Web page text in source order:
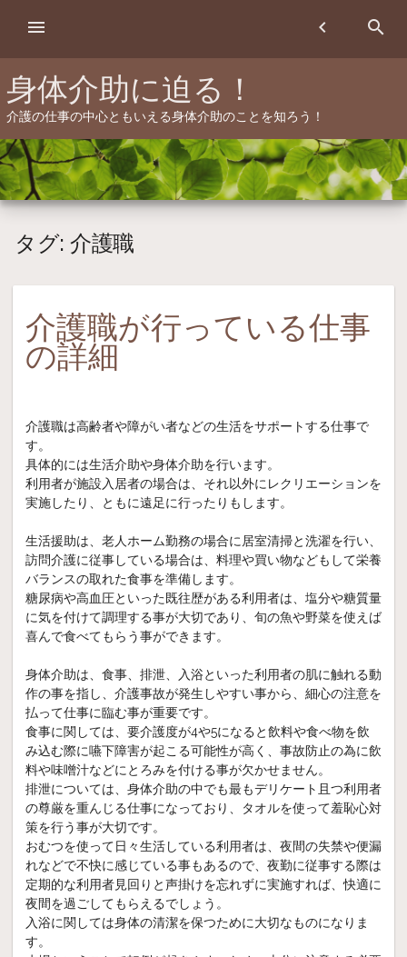
身体介助に迫る！
介護の仕事の中心ともいえる身体介助のことを知ろう！
chevron_left search
menu
タグ: 介護職
介護職が行っている仕事
の詳細
介護職は高齢者や障がい者などの生活をサポートする仕事で
す。
具体的には生活介助や身体介助を行います。
利用者が施設入居者の場合は、それ以外にレクリエーションを
実施したり、ともに遠足に行ったりもします。
生活援助は、老人ホーム勤務の場合に居室清掃と洗濯を行い、
訪問介護に従事している場合は、料理や買い物などもして栄養
バランスの取れた食事を準備します。
糖尿病や高血圧といった既往歴がある利用者は、塩分や糖質量
に気を付けて調理する事が大切であり、旬の魚や野菜を使えば
喜んで食べてもらう事ができます。
身体介助は、食事、排泄、入浴といった利用者の肌に触れる動
作の事を指し、介護事故が発生しやすい事から、細心の注意を
払って仕事に臨む事が重要です。
食事に関しては、要介護度が4や5になると飲料や食べ物を飲
み込む際に嚥下障害が起こる可能性が高く、事故防止の為に飲
料や味噌汁などにとろみを付ける事が欠かせません。
排泄については、身体介助の中でも最もデリケート且つ利用者
の尊厳を重んじる仕事になっており、タオルを使って羞恥心対
策を行う事が大切です。
おむつを使って日々生活している利用者は、夜間の失禁や便漏
れなどで不快に感じている事もあるので、夜勤に従事する際は
定期的な利用者見回りと声掛けを忘れずに実施すれば、快適に
夜間を過ごしてもらえるでしょう。
入浴に関しては身体の清潔を保つために大切なものになりま
す。